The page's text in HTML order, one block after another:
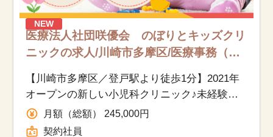
運営会社
NEW
医療法人社団咲優会 のぼりとキッズクリ
ニックの求人/川崎市多摩区/医療事務（受
【川崎市多摩区／登戸駅より徒歩1分】2021年
オープンの新しい小児科クリニック♪未経験の
方からのご応募も歓迎！
月額（総額） 245,000円
契約社員